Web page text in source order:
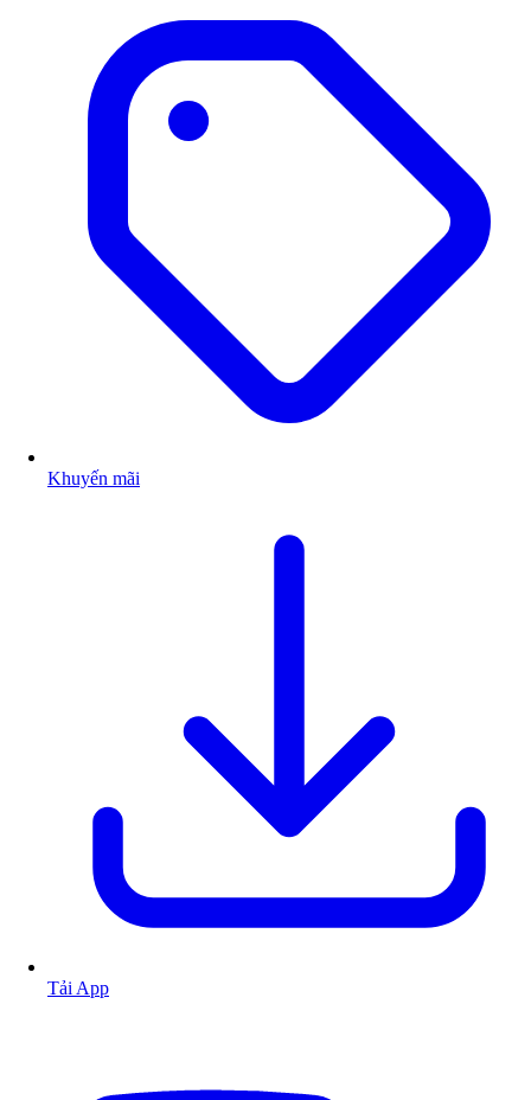
Khuyến mãi
Tải App